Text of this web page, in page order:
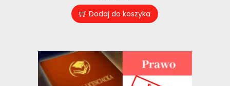
Dodaj do koszyka